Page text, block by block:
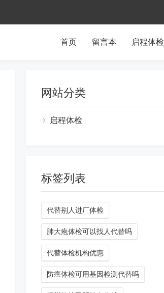
首页 留言本 启程体检
网站分类
启程体检
标签列表
代替别人进厂体检
肺大疱体检可以找人代替吗
代替体检机构优惠
防癌体检可用基因检测代替吗